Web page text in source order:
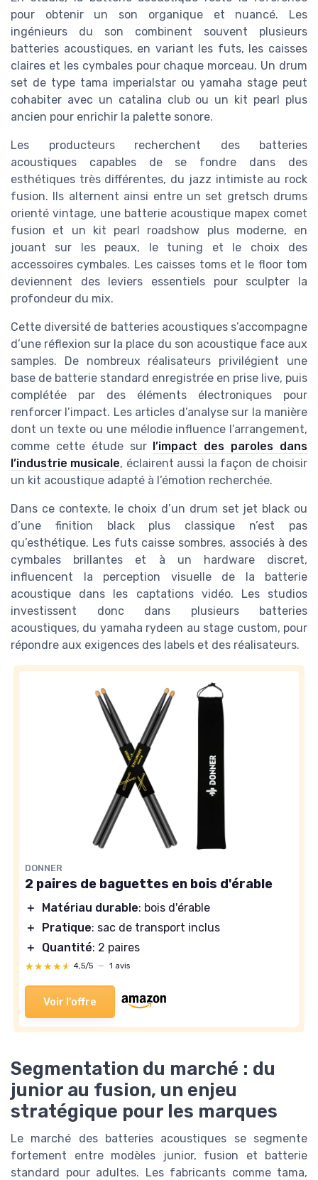
pour obtenir un son organique et nuancé. Les
ingénieurs du son combinent souvent plusieurs
batteries acoustiques, en variant les futs, les caisses
claires et les cymbales pour chaque morceau. Un drum
set de type tama imperialstar ou yamaha stage peut
cohabiter avec un catalina club ou un kit pearl plus
ancien pour enrichir la palette sonore.
Les producteurs recherchent des batteries
acoustiques capables de se fondre dans des
esthétiques très différentes, du jazz intimiste au rock
fusion. Ils alternent ainsi entre un set gretsch drums
orienté vintage, une batterie acoustique mapex comet
fusion et un kit pearl roadshow plus moderne, en
jouant sur les peaux, le tuning et le choix des
accessoires cymbales. Les caisses toms et le floor tom
deviennent des leviers essentiels pour sculpter la
profondeur du mix.
Cette diversité de batteries acoustiques s’accompagne
d’une réflexion sur la place du son acoustique face aux
samples. De nombreux réalisateurs privilégient une
base de batterie standard enregistrée en prise live, puis
complétée par des éléments électroniques pour
renforcer l’impact. Les articles d’analyse sur la manière
dont un texte ou une mélodie influence l’arrangement,
comme cette étude sur l’impact des paroles dans
l’industrie musicale, éclairent aussi la façon de choisir
un kit acoustique adapté à l’émotion recherchée.
Dans ce contexte, le choix d’un drum set jet black ou
d’une finition black plus classique n’est pas
qu’esthétique. Les futs caisse sombres, associés à des
cymbales brillantes et à un hardware discret,
influencent la perception visuelle de la batterie
acoustique dans les captations vidéo. Les studios
investissent donc dans plusieurs batteries
acoustiques, du yamaha rydeen au stage custom, pour
répondre aux exigences des labels et des réalisateurs.
DONNER
2 paires de baguettes en bois d'érable
＋ Matériau durable: bois d'érable
＋
Pratique: sac de transport inclus
＋
Quantité: 2 paires
★★★★★
★★★★★ 4,5/5 — 1 avis
Voir l'offre
Segmentation du marché : du
junior au fusion, un enjeu
stratégique pour les marques
Le marché des batteries acoustiques se segmente
fortement entre modèles junior, fusion et batterie
standard pour adultes. Les fabricants comme tama,